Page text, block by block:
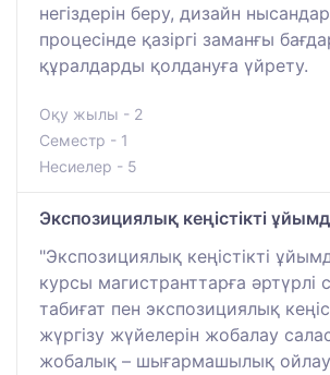
негіздерін беру, дизайн
процесінде қазіргі заманғы
құралдарды қолдануға үйрету.
Оқу жылы - 2
Семестр - 1
Несиелер - 5
Экспозициялық кеңістікті
"Экспозициялық кеңістікті
курсы магистранттарға әртүрлі
табиғат пен экспозициялық
жүргізу жүйелерін жобалау
жобалық – шығармашылық